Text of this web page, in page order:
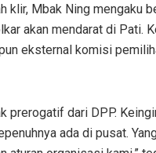
klir, Mbak Ning mengaku
akan mendarat di Pati.
eksternal komisi
prerogatif dari DPP.
ada di pusat.